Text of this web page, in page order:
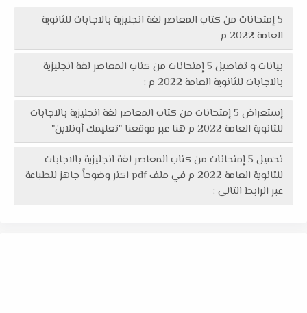
5 إمتحانات من كتاب المعاصر لغة انجليزية بالاجابات للثانوية
العامة 2022 م
بيانات و تفاصيل 5 إمتحانات من كتاب المعاصر لغة انجليزية
بالاجابات للثانوية العامة 2022 م :
إستعراض 5 إمتحانات من كتاب المعاصر لغة انجليزية بالاجابات
للثانوية العامة 2022 م هنا عبر موقعنا "تعليمك أونلاين"
تحميل 5 إمتحانات من كتاب المعاصر لغة انجليزية بالاجابات
للثانوية العامة 2022 م في ملف pdf اكثر وضوحاً جاهز للطباعة
عبر الرابط التالى :